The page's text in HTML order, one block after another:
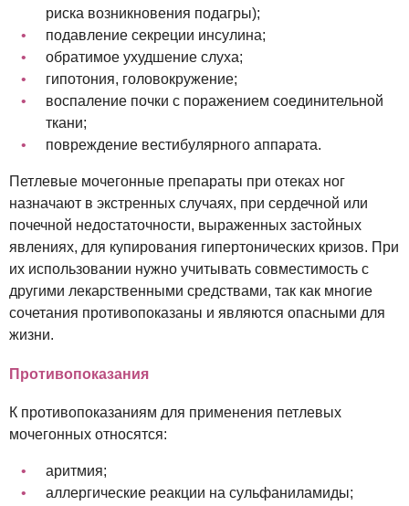
риска возникновения подагры);
подавление секреции инсулина;
обратимое ухудшение слуха;
гипотония, головокружение;
воспаление почки с поражением соединительной
ткани;
повреждение вестибулярного аппарата.
Петлевые мочегонные препараты при отеках ног
назначают в экстренных случаях, при сердечной или
почечной недостаточности, выраженных застойных
явлениях, для купирования гипертонических кризов. При
их использовании нужно учитывать совместимость с
другими лекарственными средствами, так как многие
сочетания противопоказаны и являются опасными для
жизни.
Противопоказания
К противопоказаниям для применения петлевых
мочегонных относятся:
аритмия;
аллергические реакции на сульфаниламиды;